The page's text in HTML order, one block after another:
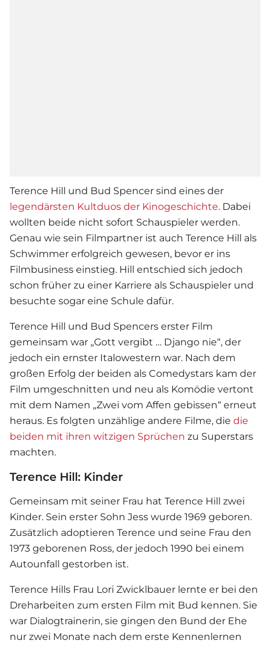
Terence Hill und Bud Spencer sind eines der
legendärsten Kultduos der Kinogeschichte. Dabei
wollten beide nicht sofort Schauspieler werden.
Genau wie sein Filmpartner ist auch Terence Hill als
Schwimmer erfolgreich gewesen, bevor er ins
Filmbusiness einstieg. Hill entschied sich jedoch
schon früher zu einer Karriere als Schauspieler und
besuchte sogar eine Schule dafür.
Terence Hill und Bud Spencers erster Film
gemeinsam war „Gott vergibt … Django nie“, der
jedoch ein ernster Italowestern war. Nach dem
großen Erfolg der beiden als Comedystars kam der
Film umgeschnitten und neu als Komödie vertont
mit dem Namen „Zwei vom Affen gebissen“ erneut
heraus. Es folgten unzählige andere Filme, die die
beiden mit ihren witzigen Sprüchen zu Superstars
machten.
Terence Hill: Kinder
Gemeinsam mit seiner Frau hat Terence Hill zwei
Kinder. Sein erster Sohn Jess wurde 1969 geboren.
Zusätzlich adoptieren Terence und seine Frau den
1973 geborenen Ross, der jedoch 1990 bei einem
Autounfall gestorben ist.
Terence Hills Frau Lori Zwicklbauer lernte er bei den
Dreharbeiten zum ersten Film mit Bud kennen. Sie
war Dialogtrainerin, sie gingen den Bund der Ehe
nur zwei Monate nach dem erste Kennenlernen